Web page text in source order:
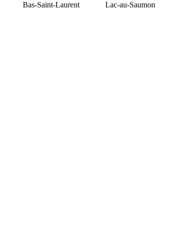
Bas-Saint-Laurent Lac-au-Saumon